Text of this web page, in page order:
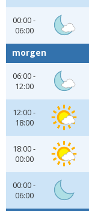
00:00 -
06:00
morgen
06:00 -
12:00
12:00 -
18:00
18:00 -
00:00
00:00 -
06:00